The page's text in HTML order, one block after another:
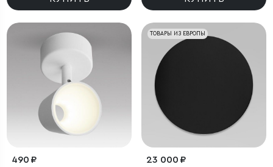
490 ₽
ТОВАРЫ ИЗ ЕВРОПЫ
23 000 ₽